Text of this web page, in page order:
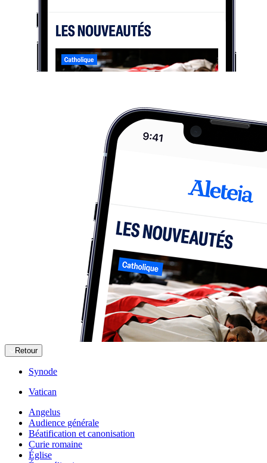
Retour
Synode
Vatican
Angelus
Audience générale
Béatification et canonisation
Curie romaine
Église